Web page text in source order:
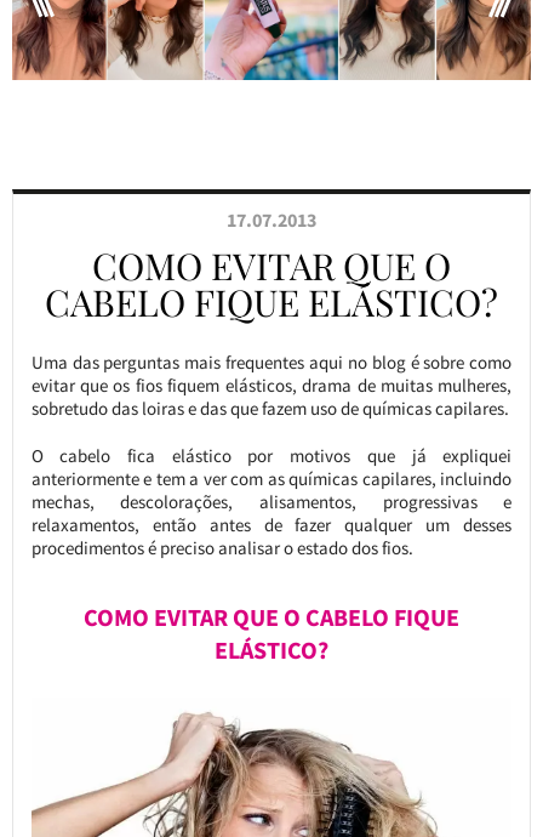
17.07.2013
COMO EVITAR QUE O
CABELO FIQUE ELÁSTICO?
Uma das perguntas mais frequentes aqui no blog é sobre como
evitar que os fios fiquem elásticos, drama de muitas mulheres,
sobretudo das loiras e das que fazem uso de químicas capilares.
O cabelo fica elástico por motivos que já expliquei
anteriormente e tem a ver com as químicas capilares, incluindo
mechas, descolorações, alisamentos, progressivas e
relaxamentos, então antes de fazer qualquer um desses
procedimentos é preciso analisar o estado dos fios.
COMO EVITAR QUE O CABELO FIQUE
ELÁSTICO?